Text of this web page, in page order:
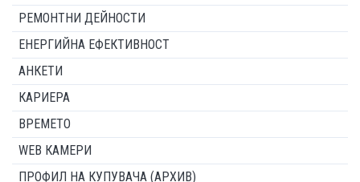
РЕМОНТНИ ДЕЙНОСТИ
ЕНЕРГИЙНА ЕФЕКТИВНОСТ
АНКЕТИ
КАРИЕРА
ВРЕМЕТО
WEB КАМЕРИ
ПРОФИЛ НА КУПУВАЧА (АРХИВ)